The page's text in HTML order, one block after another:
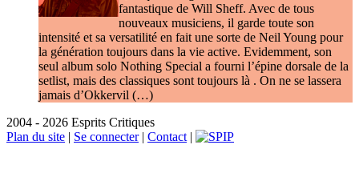
fantastique de Will Sheff. Avec de tous
nouveaux musiciens, il garde toute son
intensité et sa versatilité en fait une sorte de Neil Young pour
la génération toujours dans la vie active. Evidemment, son
seul album solo Nothing Special a fourni l’épine dorsale de la
setlist, mais des classiques sont toujours là . On ne se lassera
jamais d’Okkervil (…)
2004 - 2026 Esprits Critiques
Plan du site | Se connecter| Contact |